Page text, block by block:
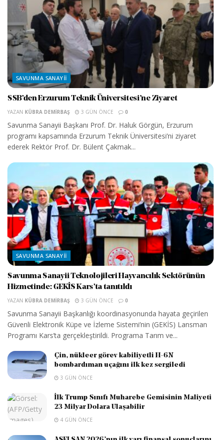
SAVUNMA SANAYII
SSB’den Erzurum Teknik Üniversitesi’ne Ziyaret
YAZAN KÜBRA DEMIRBAŞ 3 GÜN ÖNCE 0
Savunma Sanayii Başkanı Prof. Dr. Haluk Görgün, Erzurum
programı kapsamında Erzurum Teknik Üniversitesi’ni ziyaret
ederek Rektör Prof. Dr. Bülent Çakmak...
SAVUNMA SANAYII
Savunma Sanayii Teknolojileri Hayvancılık Sektörünün
Hizmetinde: GEKİS Kars’ta tanıtıldı
YAZAN KÜBRA DEMIRBAŞ 3 GÜN ÖNCE 0
Savunma Sanayii Başkanlığı koordinasyonunda hayata geçirilen
Güvenli Elektronik Küpe ve İzleme Sistemi’nin (GEKİS) Lansman
Programı Kars’ta gerçekleştirildi. Programa Tarım ve...
Çin, nükleer görev kabiliyetli H-6N
bombardıman uçağını ilk kez sergiledi
3 GÜN ÖNCE
İlk Trump Sınıfı Muharebe Gemisinin Maliyeti
23 Milyar Dolara Ulaşabilir
4 GÜN ÖNCE